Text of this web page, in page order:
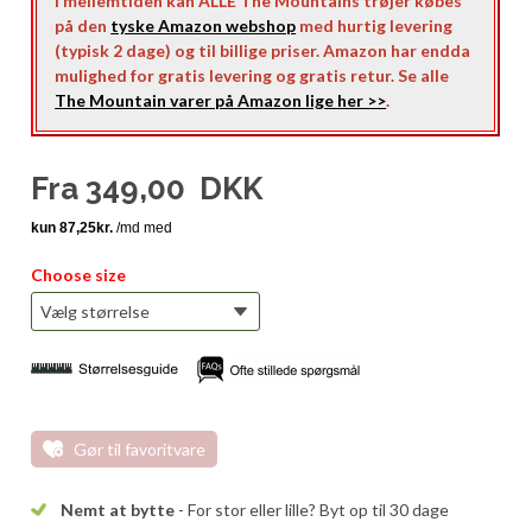
på den tyske Amazon webshop med hurtig levering
(typisk 2 dage) og til billige priser. Amazon har endda
mulighed for gratis levering og gratis retur. Se alle
The Mountain varer på Amazon lige her >>.
Fra 349,00 DKK
Choose size
Gør til favoritvare
Nemt at bytte - For stor eller lille? Byt op til 30 dage